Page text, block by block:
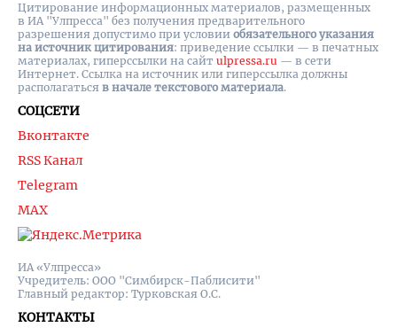
ИА «Улпресса»
Учредитель: ООО "Симбирск-Паблисити"
Главный редактор: Турковская О.С.
КОНТАКТЫ
СОЦСЕТИ
Вконтакте
RSS Канал
Telegram
MAX
Цитирование информационных материалов, размещенных
в ИА "Улпресса" без получения предварительного
разрешения допустимо при условии обязательного указания
на источник цитирования: приведение ссылки — в печатных
материалах, гиперссылки на cайт ulpressa.ru — в сети
Интернет. Ссылка на источник или гиперссылка должны
располагаться в начале текстового материала.